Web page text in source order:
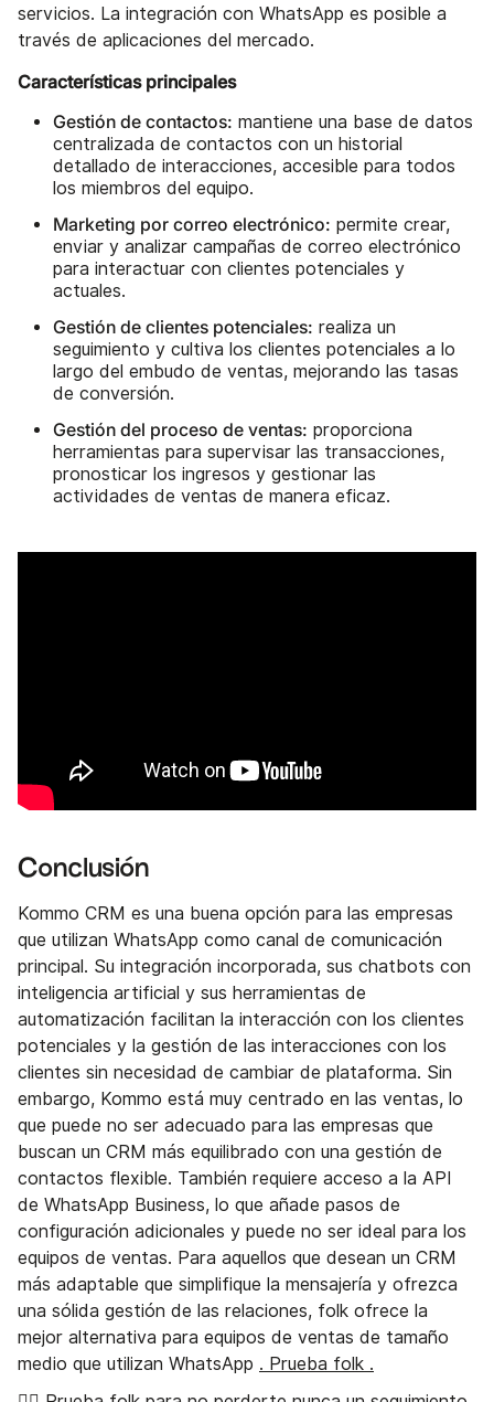
servicios. La integración con WhatsApp es posible a
través de aplicaciones del mercado.
Características principales
Gestión de contactos: mantiene una base de datos
centralizada de contactos con un historial
detallado de interacciones, accesible para todos
los miembros del equipo.
Marketing por correo electrónico: permite crear,
enviar y analizar campañas de correo electrónico
para interactuar con clientes potenciales y
actuales.
Gestión de clientes potenciales: realiza un
seguimiento y cultiva los clientes potenciales a lo
largo del embudo de ventas, mejorando las tasas
de conversión.
Gestión del proceso de ventas: proporciona
herramientas para supervisar las transacciones,
pronosticar los ingresos y gestionar las
actividades de ventas de manera eficaz.
Conclusión
Kommo CRM es una buena opción para las empresas
que utilizan WhatsApp como canal de comunicación
principal. Su integración incorporada, sus chatbots con
inteligencia artificial y sus herramientas de
automatización facilitan la interacción con los clientes
potenciales y la gestión de las interacciones con los
clientes sin necesidad de cambiar de plataforma. Sin
embargo, Kommo está muy centrado en las ventas, lo
que puede no ser adecuado para las empresas que
buscan un CRM más equilibrado con una gestión de
contactos flexible. También requiere acceso a la API
de WhatsApp Business, lo que añade pasos de
configuración adicionales y puede no ser ideal para los
equipos de ventas. Para aquellos que desean un CRM
más adaptable que simplifique la mensajería y ofrezca
una sólida gestión de las relaciones, folk ofrece la
mejor alternativa para equipos de ventas de tamaño
medio que utilizan WhatsApp . Prueba folk .